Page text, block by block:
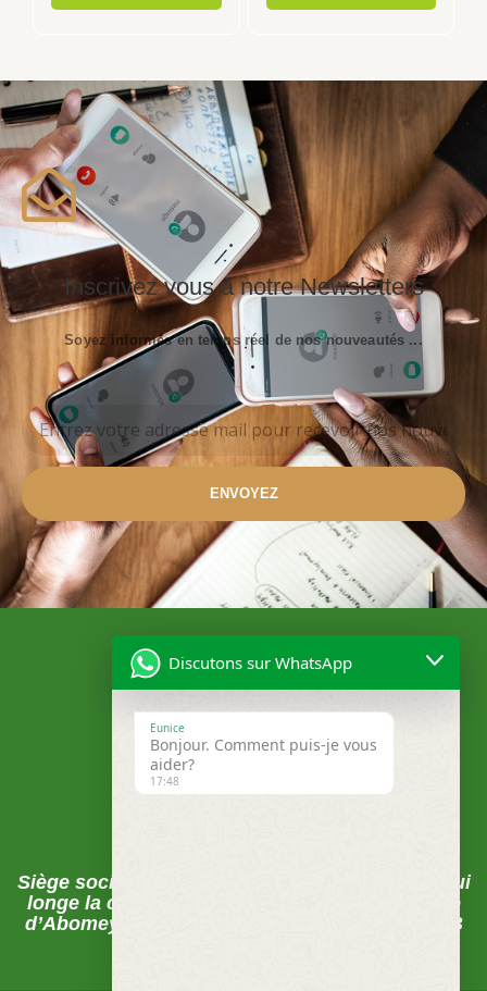
Inscrivez vous à notre Newsletters
Soyez informés en temps réel de nos nouveautés ...
ENVOYEZ
Siège social , Abomey-Calavi, La rue du pavé qui
longe la clôture de la CEB juste après la Mairie
d’Abomey-Calavi sur les pavés FECECAM-CEB
Discutons sur WhatsApp
Eunice
Bonjour. Comment puis-je vous
aider?
17:48